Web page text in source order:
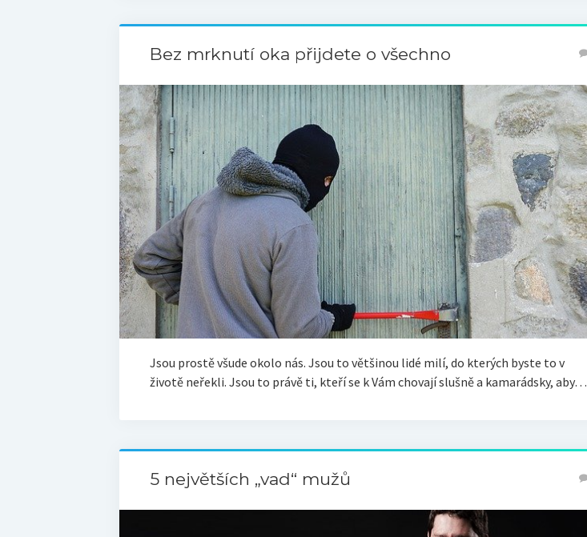
Bez mrknutí oka přijdete o všechno
Jsou prostě všude okolo nás. Jsou to většinou lidé milí, do kterých byste to v
životě neřekli. Jsou to právě ti, kteří se k Vám chovají slušně a kamarádsky, aby…
5 největších „vad“ mužů